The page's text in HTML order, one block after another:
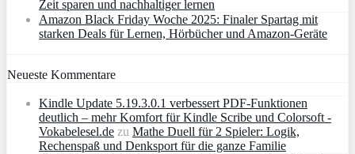
Zeit sparen und nachhaltiger lernen
Amazon Black Friday Woche 2025: Finaler Spartag mit
starken Deals für Lernen, Hörbücher und Amazon‑Geräte
Neueste Kommentare
Kindle Update 5.19.3.0.1 verbessert PDF-Funktionen
deutlich – mehr Komfort für Kindle Scribe und Colorsoft -
Vokabelesel.de zu Mathe Duell für 2 Spieler: Logik,
Rechenspaß und Denksport für die ganze Familie